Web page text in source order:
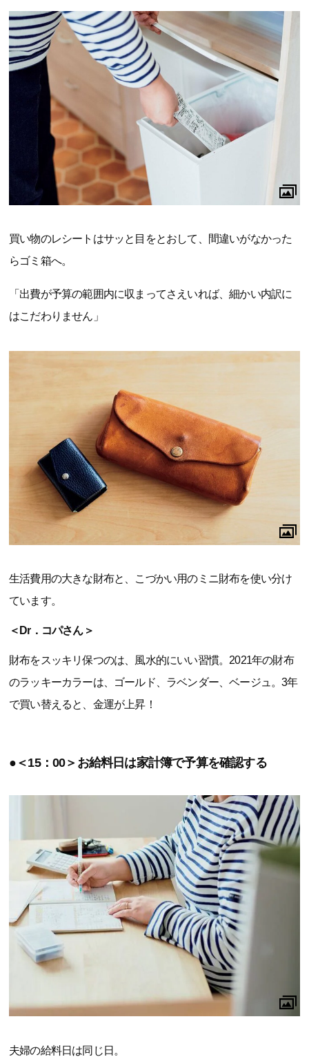
買い物のレシートはサッと目をとおして、間違いがなかった
らゴミ箱へ。
「出費が予算の範囲内に収まってさえいれば、細かい内訳に
はこだわりません」
生活費用の大きな財布と、こづかい用のミニ財布を使い分け
ています。
＜Dr．コパさん＞
財布をスッキリ保つのは、風水的にいい習慣。2021年の財布
のラッキーカラーは、ゴールド、ラベンダー、ベージュ。3年
で買い替えると、金運が上昇！
●＜15：00＞お給料日は家計簿で予算を確認する
夫婦の給料日は同じ日。